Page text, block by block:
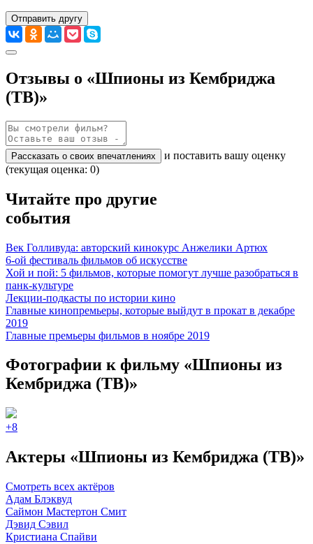
Отправить другу
Отзывы о «Шпионы из Кембриджа
(ТВ)»
Рассказать о своих впечатлениях
и поставить вашу оценку
(текущая оценка: 0)
Читайте про другие
события
Век Голливуда: авторский кинокурс Анжелики Артюх
6-ой фестиваль фильмов об искусстве
Хой и пой: 5 фильмов, которые помогут лучше разобраться в
панк-культуре
Лекции-подкасты по истории кино
Главные кинопремьеры, которые выйдут в прокат в декабре
2019
Главные премьеры фильмов в ноябре 2019
Фотографии к фильму «Шпионы из
Кембриджа (ТВ)»
+8
Актеры «Шпионы из Кембриджа (ТВ)»
Смотреть всех актёров
Адам Блэквуд
Саймон Мастертон Смит
Дэвид Сэвил
Кристиана Спайви